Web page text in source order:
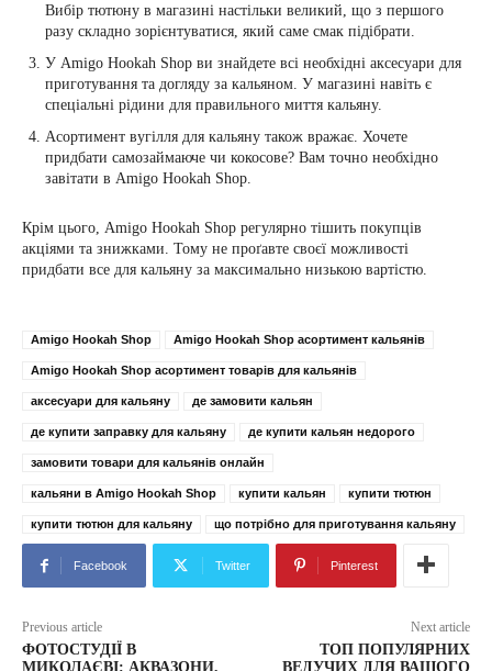
Вибір тютюну в магазині настільки великий, що з першого
разу складно зорієнтуватися, який саме смак підібрати.
У Amigo Hookah Shop ви знайдете всі необхідні аксесуари для
приготування та догляду за кальяном. У магазині навіть є
спеціальні рідини для правильного миття кальяну.
Асортимент вугілля для кальяну також вражає. Хочете
придбати самозаймаюче чи кокосове? Вам точно необхідно
завітати в Amigo Hookah Shop.
Крім цього, Amigo Hookah Shop регулярно тішить покупців
акціями та знижками. Тому не проґавте своєї можливості
придбати все для кальяну за максимально низькою вартістю.
Amigo Hookah Shop Amigo Hookah Shop асортимент кальянів
Amigo Hookah Shop асортимент товарів для кальянів
аксесуари для кальяну де замовити кальян
де купити заправку для кальяну де купити кальян недорого
замовити товари для кальянів онлайн
кальяни в Amigo Hookah Shop купити кальян купити тютюн
купити тютюн для кальяну що потрібно для приготування кальяну
Facebook Twitter Pinterest
Previous article
ФОТОСТУДІЇ В
МИКОЛАЄВІ: АКВАЗОНИ,
Next article
ТОП ПОПУЛЯРНИХ
ВЕДУЧИХ ДЛЯ ВАШОГО